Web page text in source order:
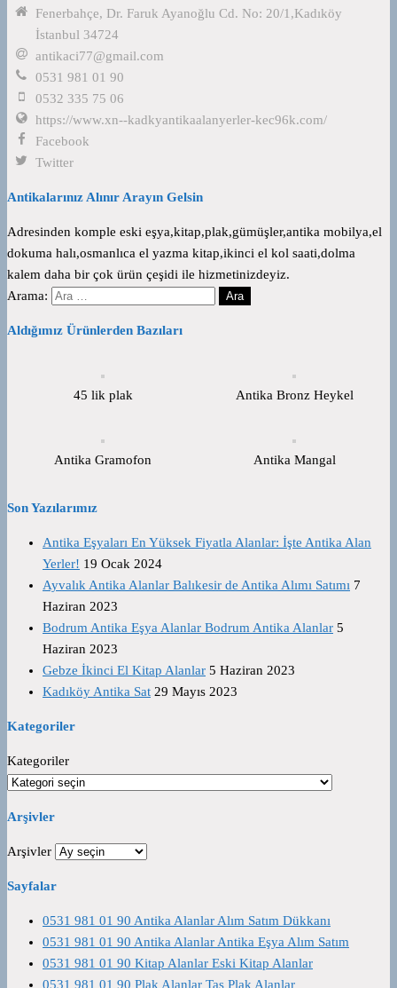
Fenerbahçe, Dr. Faruk Ayanoğlu Cd. No: 20/1,Kadıköy
İstanbul 34724
antikaci77@gmail.com
0531 981 01 90
0532 335 75 06
https://www.xn--kadkyantikaalanyerler-kec96k.com/
Facebook
Twitter
Antikalarınız Alınır Arayın Gelsin
Adresinden komple eski eşya,kitap,plak,gümüşler,antika mobilya,el
dokuma halı,osmanlıca el yazma kitap,ikinci el kol saati,dolma
kalem daha bir çok ürün çeşidi ile hizmetinizdeyiz.
Arama:
Aldığımız Ürünlerden Bazıları
45 lik plak Antika Bronz Heykel
Antika Gramofon Antika Mangal
Son Yazılarımız
Antika Eşyaları En Yüksek Fiyatla Alanlar: İşte Antika Alan
Yerler! 19 Ocak 2024
Ayvalık Antika Alanlar Balıkesir de Antika Alımı Satımı 7
Haziran 2023
Bodrum Antika Eşya Alanlar Bodrum Antika Alanlar 5
Haziran 2023
Gebze İkinci El Kitap Alanlar 5 Haziran 2023
Kadıköy Antika Sat 29 Mayıs 2023
Kategoriler
Kategoriler
Arşivler
Arşivler
Sayfalar
0531 981 01 90 Antika Alanlar Alım Satım Dükkanı
0531 981 01 90 Antika Alanlar Antika Eşya Alım Satım
0531 981 01 90 Kitap Alanlar Eski Kitap Alanlar
0531 981 01 90 Plak Alanlar Taş Plak Alanlar